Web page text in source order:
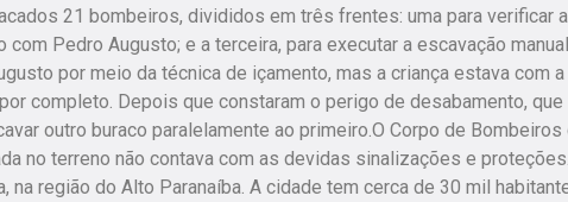
21 bombeiros, divididos em três frentes: uma para verificar a
Pedro Augusto; e a terceira, para executar a escavação manual
por meio da técnica de içamento, mas a criança estava com a
completo. Depois que constaram o perigo de desabamento, que
outro buraco paralelamente ao primeiro.O Corpo de Bombeiros
no terreno não contava com as devidas sinalizações e
na região do Alto Paranaíba. A cidade tem cerca de 30 mil